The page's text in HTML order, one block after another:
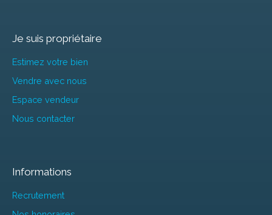
Je suis propriétaire
Estimez votre bien
Vendre avec nous
Espace vendeur
Nous contacter
Informations
Recrutement